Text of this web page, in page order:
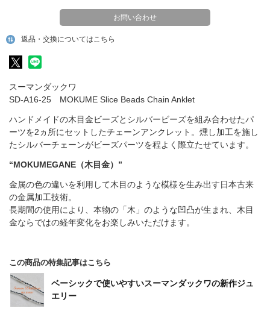
返品・交換についてはこちら
お問い合わせ
スーマンダックワ
SD-A16-25 MOKUME Slice Beads Chain Anklet
ハンドメイドの木目金ビーズとシルバービーズを組み合わせたパ
ーツを2ヵ所にセットしたチェーンアンクレット。燻し加工を施し
たシルバーチェーンがビーズパーツを程よく際立たせています。
“MOKUMEGANE（木目金）”
金属の色の違いを利用して木目のような模様を生み出す日本古来
の金属加工技術。
長期間の使用により、本物の「木」のような凹凸が生まれ、木目
金ならではの経年変化をお楽しみいただけます。
この商品の特集記事はこちら
ベーシックで使いやすいスーマンダックワの新作ジュ
エリー